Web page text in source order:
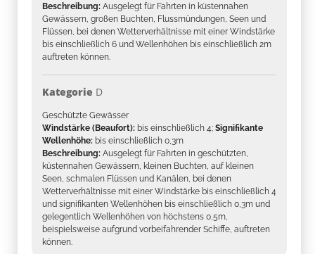
Beschreibung: Ausgelegt für Fahrten in küstennahen
Gewässern, großen Buchten, Flussmündungen, Seen und
Flüssen, bei denen Wetterverhältnisse mit einer Windstärke
bis einschließlich 6 und Wellenhöhen bis einschließlich 2m
auftreten können.
Kategorie D
Geschützte Gewässer
Windstärke (Beaufort): bis einschließlich 4; Signifikante
Wellenhöhe: bis einschließlich 0,3m
Beschreibung: Ausgelegt für Fahrten in geschützten,
küstennahen Gewässern, kleinen Buchten, auf kleinen
Seen, schmalen Flüssen und Kanälen, bei denen
Wetterverhältnisse mit einer Windstärke bis einschließlich 4
und signifikanten Wellenhöhen bis einschließlich 0,3m und
gelegentlich Wellenhöhen von höchstens 0,5m,
beispielsweise aufgrund vorbeifahrender Schiffe, auftreten
können.